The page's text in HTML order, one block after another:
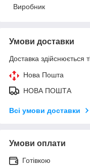
Виробник
Умови доставки
Доставка здійснюється
Нова Пошта
НОВА ПОШТА
Всі умови доставки
Умови оплати
Готівкою